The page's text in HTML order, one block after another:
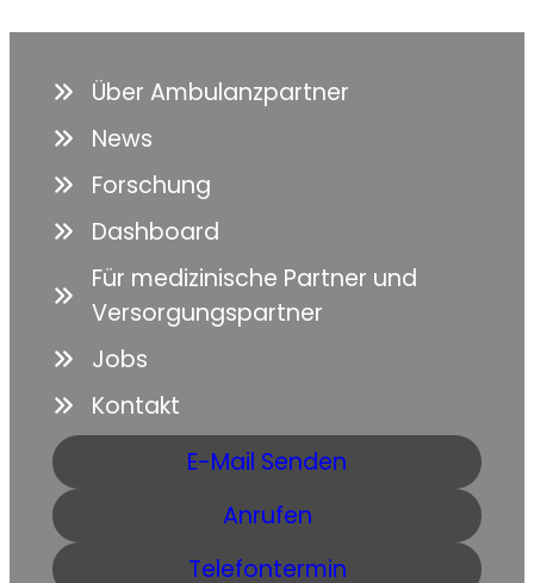
Über Ambulanzpartner
News
Forschung
Dashboard
Für medizinische Partner und
Versorgungspartner
Jobs
Kontakt
E-Mail Senden
Anrufen
Telefontermin